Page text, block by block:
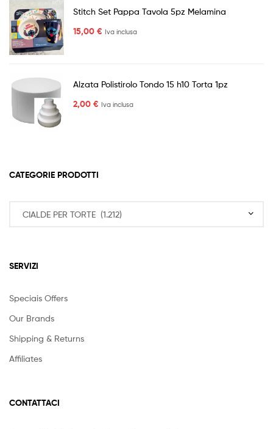
Stitch Set Pappa Tavola 5pz Melamina
15,00 € Iva inclusa
Alzata Polistirolo Tondo 15 h10 Torta 1pz
2,00 € Iva inclusa
CATEGORIE PRODOTTI
SERVIZI
Speciais Offers
Our Brands
Shipping & Returns
Affiliates
CONTATTACI